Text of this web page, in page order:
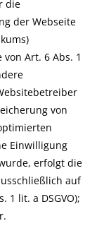
die
der Webseite
Art. 6 Abs. 1
von
Einwilligung
erfolgt die
auf
1 lit. a DSGVO);